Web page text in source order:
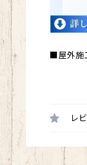
■屋外施
レ